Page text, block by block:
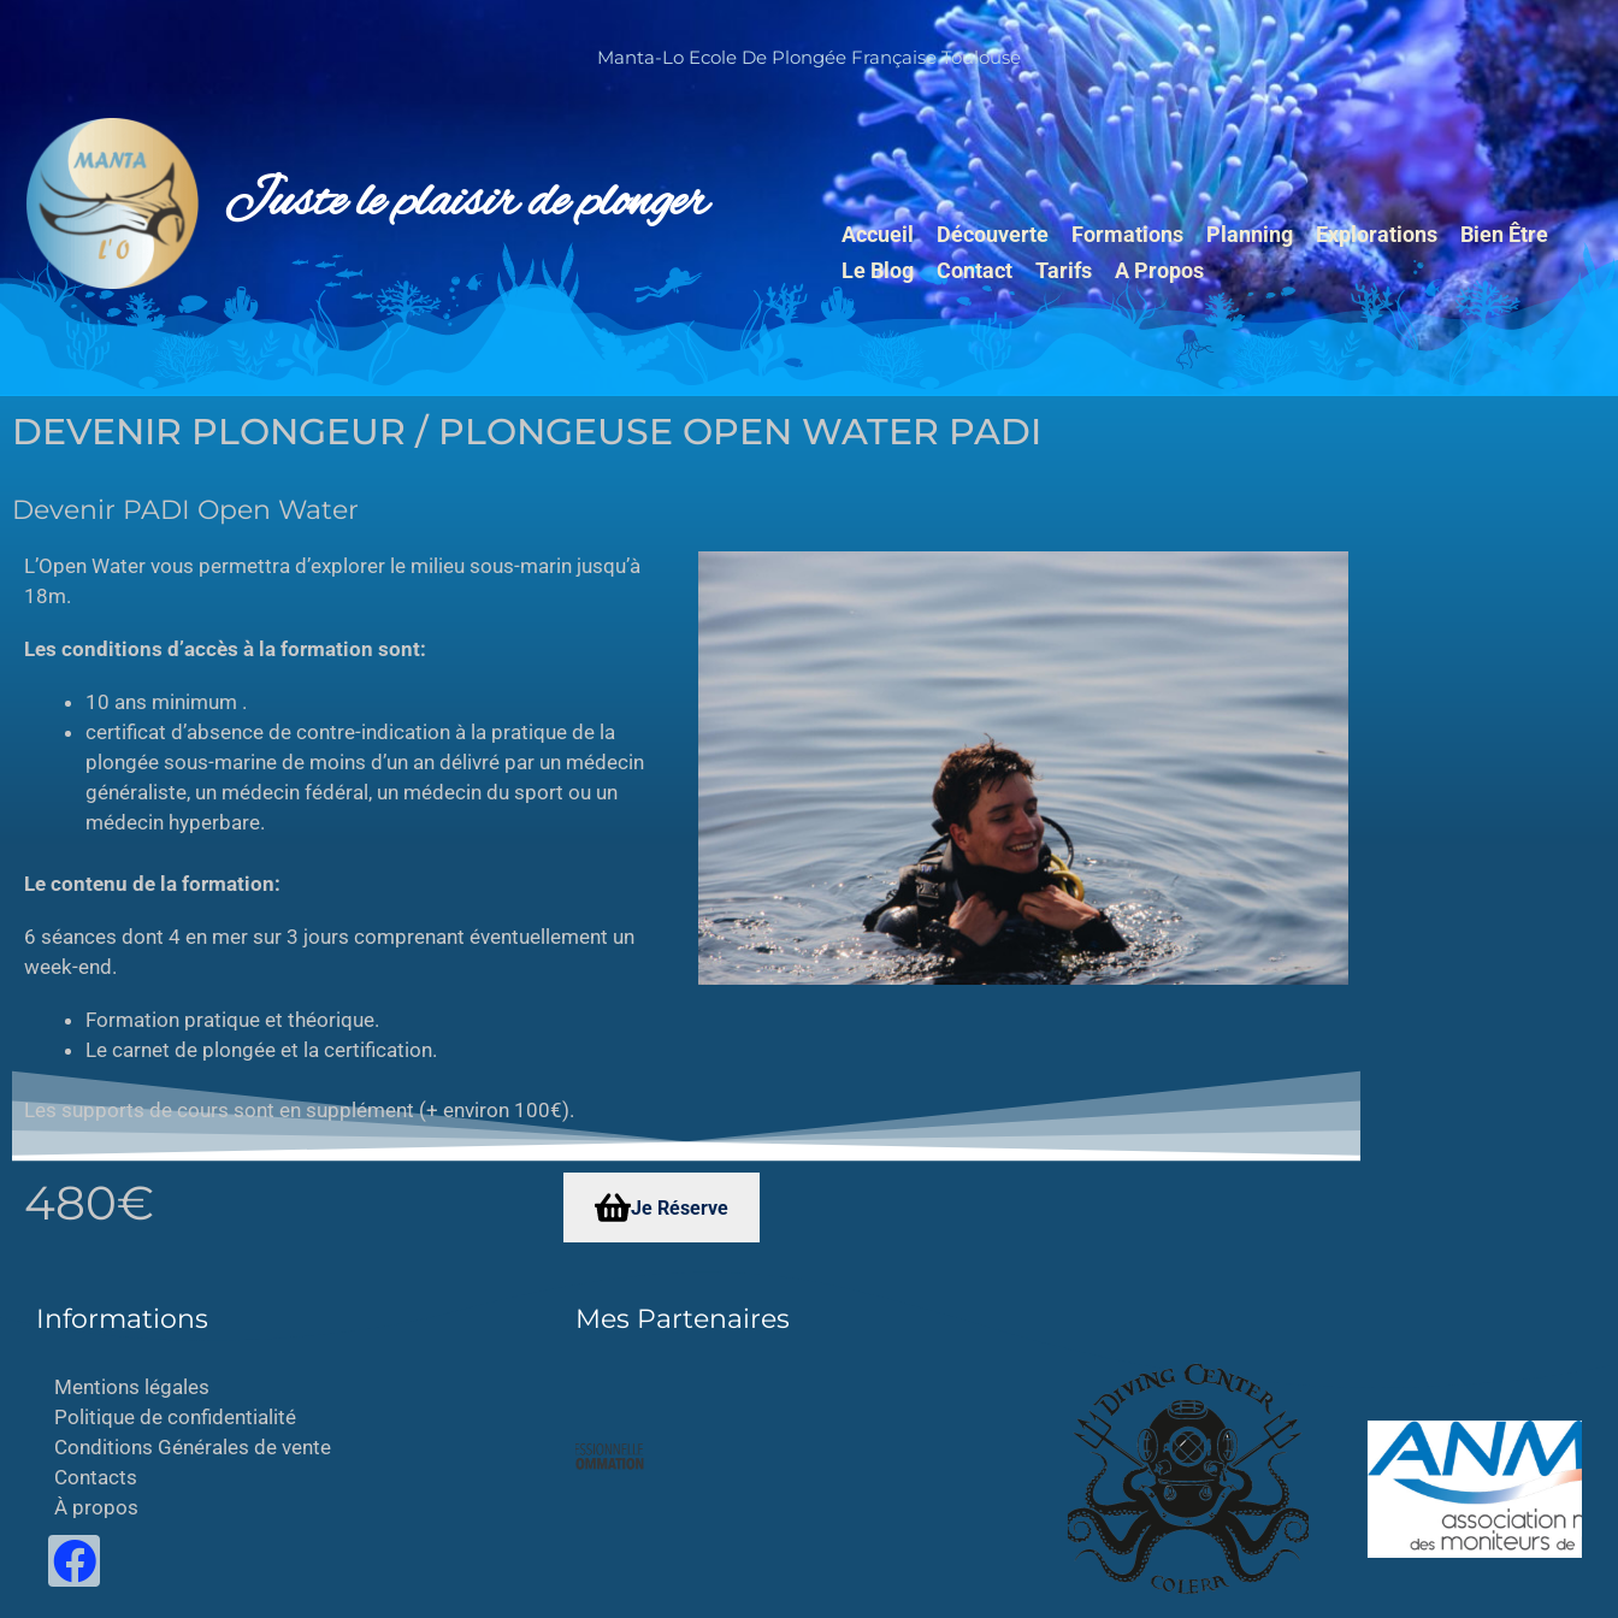
Manta-Lo Ecole De Plongée Française Toulouse
Juste le plaisir de plonger Accueil Découverte Formations Planning Explorations
Bien Être
Le Blog
Contact Tarifs A Propos
DEVENIR PLONGEUR / PLONGEUSE OPEN WATER PADI
Devenir PADI Open Water
L’Open Water vous permettra d’explorer le milieu sous-marin jusqu’à
18m.
Les conditions d’accès à la formation sont:
10 ans minimum .
certificat d’absence de contre-indication à la pratique de la
plongée sous-marine de moins d’un an délivré par un médecin
généraliste, un médecin fédéral, un médecin du sport ou un
médecin hyperbare.
Le contenu de la formation:
6 séances dont 4 en mer sur 3 jours comprenant éventuellement un
week-end.
Formation pratique et théorique.
Le carnet de plongée et la certification.
Les supports de cours sont en supplément (+ environ 100€).
480€ Je Réserve
Informations
Mentions légales
Politique de confidentialité
Conditions Générales de vente
Contacts
À propos
Mes Partenaires